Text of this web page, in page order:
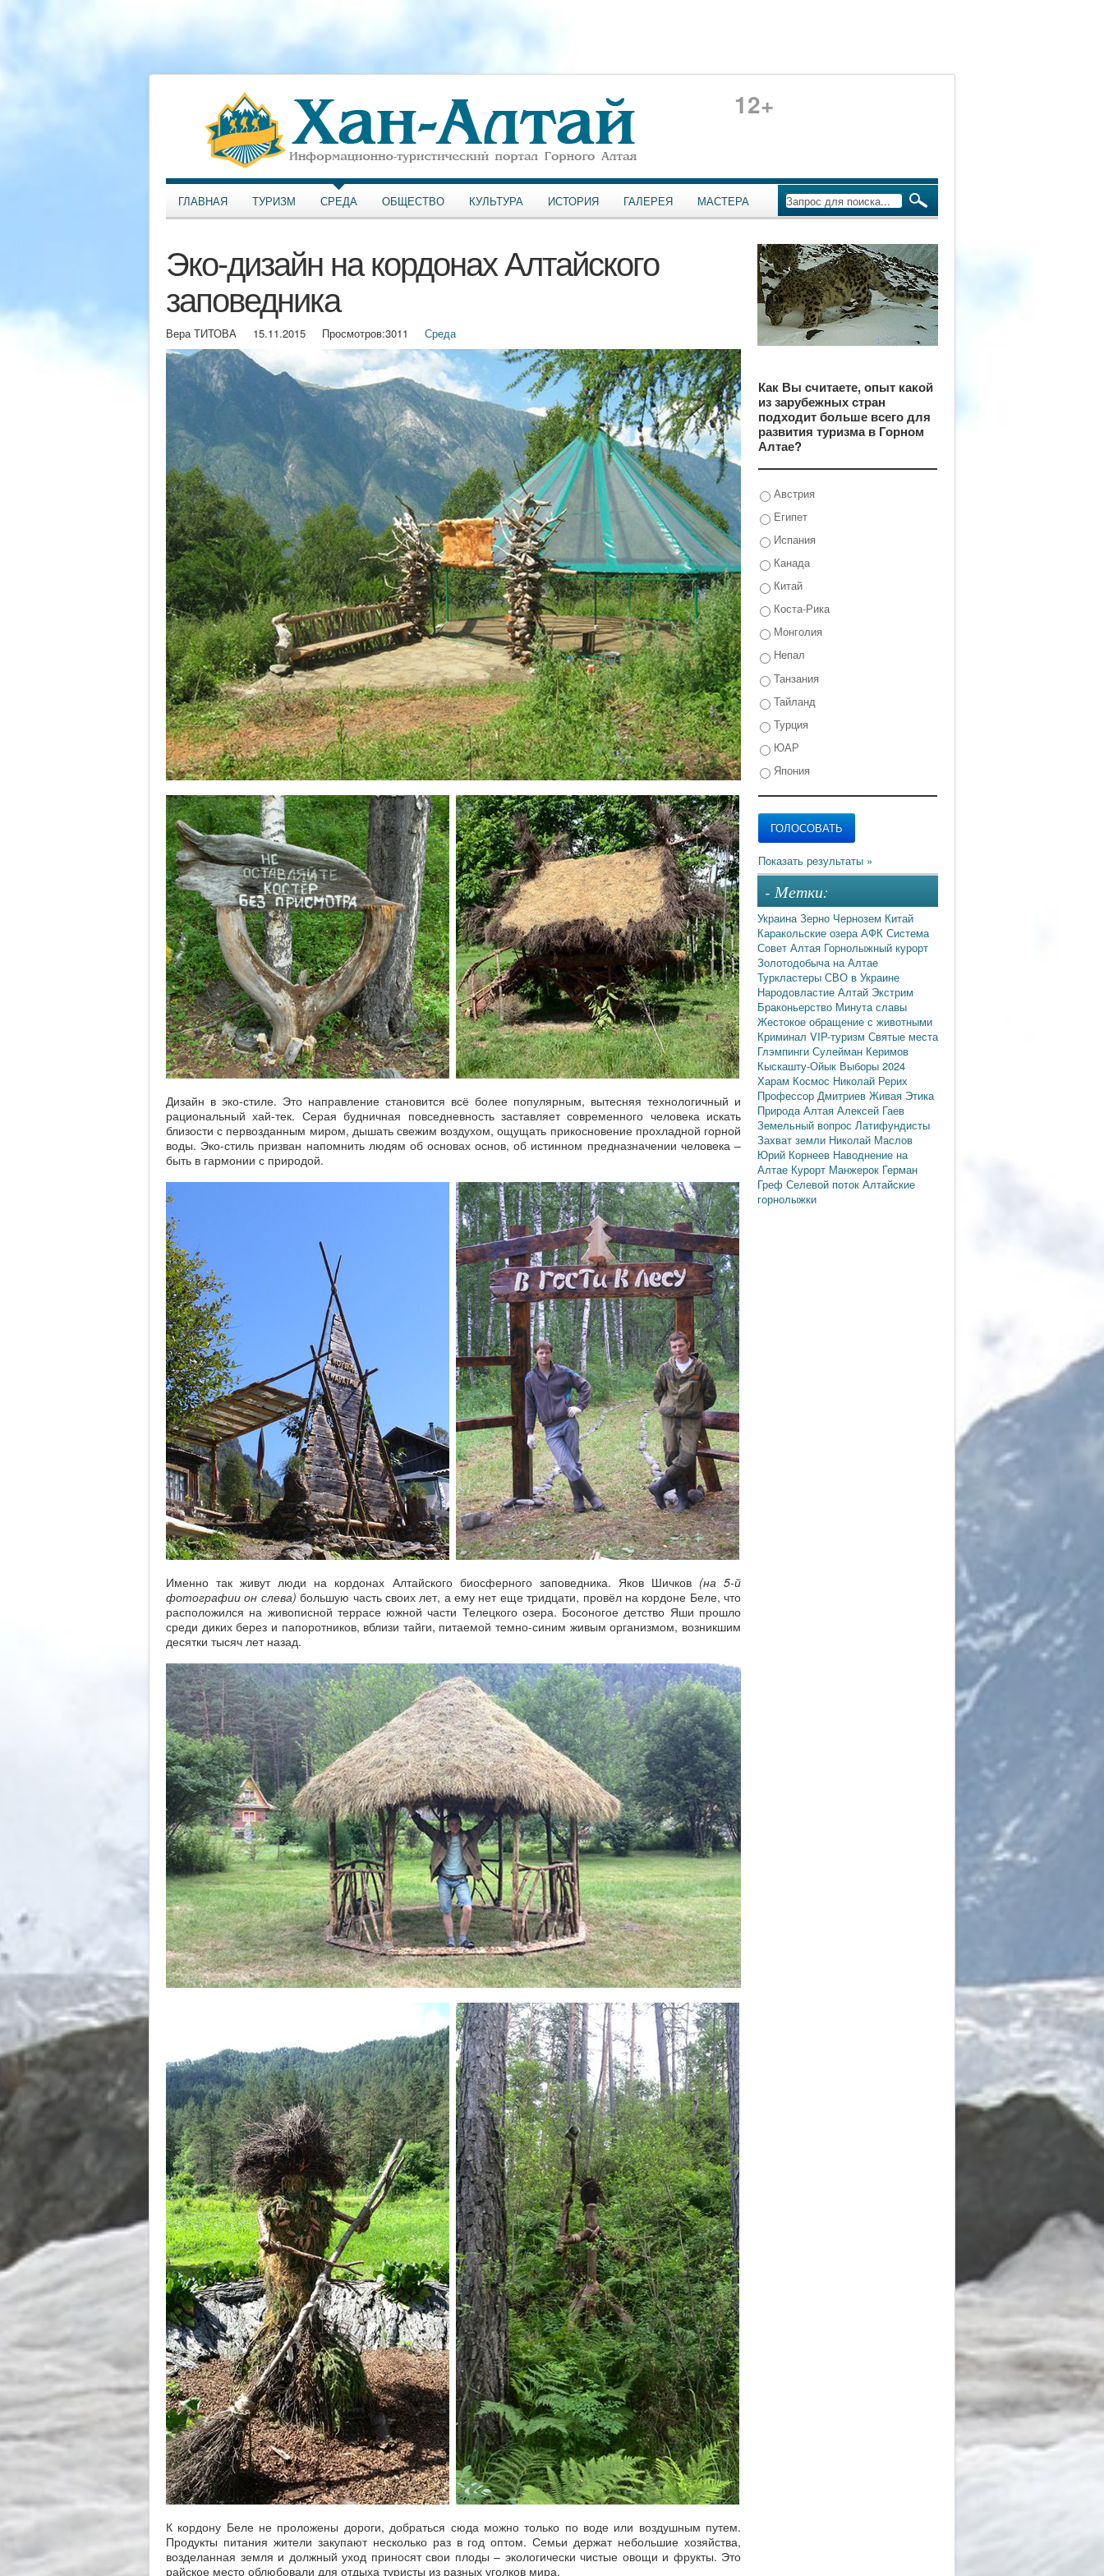
12+
ГЛАВНАЯ ТУРИЗМ СРЕДА ОБЩЕСТВО КУЛЬТУРА ИСТОРИЯ ГАЛЕРЕЯ МАСТЕРА
Эко-дизайн на кордонах Алтайского
заповедника
Вера ТИТОВА 15.11.2015 Просмотров:3011 Среда
Дизайн в эко-стиле. Это направление становится всё более популярным, вытесняя технологичный и
рациональный хай-тек. Серая будничная повседневность заставляет современного человека искать
близости с первозданным миром, дышать свежим воздухом, ощущать прикосновение прохладной горной
воды. Эко-стиль призван напомнить людям об основах основ, об истинном предназначении человека –
быть в гармонии с природой.
Именно так живут люди на кордонах Алтайского биосферного заповедника. Яков Шичков(на 5-й
фотографии он слева) большую часть своих лет, а ему нет еще тридцати, провёл на кордоне Беле, что
расположился на живописной террасе южной части Телецкого озера. Босоногое детство Яши прошло
среди диких берез и папоротников, вблизи тайги, питаемой темно-синим живым организмом, возникшим
десятки тысяч лет назад.
К кордону Беле не проложены дороги, добраться сюда можно только по воде или воздушным путем.
Продукты питания жители закупают несколько раз в год оптом. Семьи держат небольшие хозяйства,
возделанная земля и должный уход приносят свои плоды – экологически чистые овощи и фрукты. Это
райское место облюбовали для отдыха туристы из разных уголков мира.
Как Вы считаете, опыт какой
из зарубежных стран
подходит больше всего для
развития туризма в Горном
Алтае?
Австрия
Египет
Испания
Канада
Китай
Коста-Рика
Монголия
Непал
Танзания
Тайланд
Турция
ЮАР
Япония
- Метки:
УкраинаЗерно Чернозем Китай
Каракольские озераАФК Система
Совет Алтая Горнолыжный курорт
Золотодобыча на Алтае
Туркластеры СВО в Украине
Народовластие Алтай Экстрим
Браконьерство Минута славы
Жестокое обращение с животными
Криминал VIP-туризм Святые места
Глэмпинги Сулейман Керимов
Кыскашту-Ойык Выборы 2024
Харам Космос Николай Рерих
Профессор Дмитриев Живая Этика
Природа Алтая Алексей Гаев
Земельный вопрос Латифундисты
Захват земли Николай Маслов
Юрий Корнеев Наводнение на
Алтае Курорт Манжерок Герман
Греф Селевой поток Алтайские
горнолыжки